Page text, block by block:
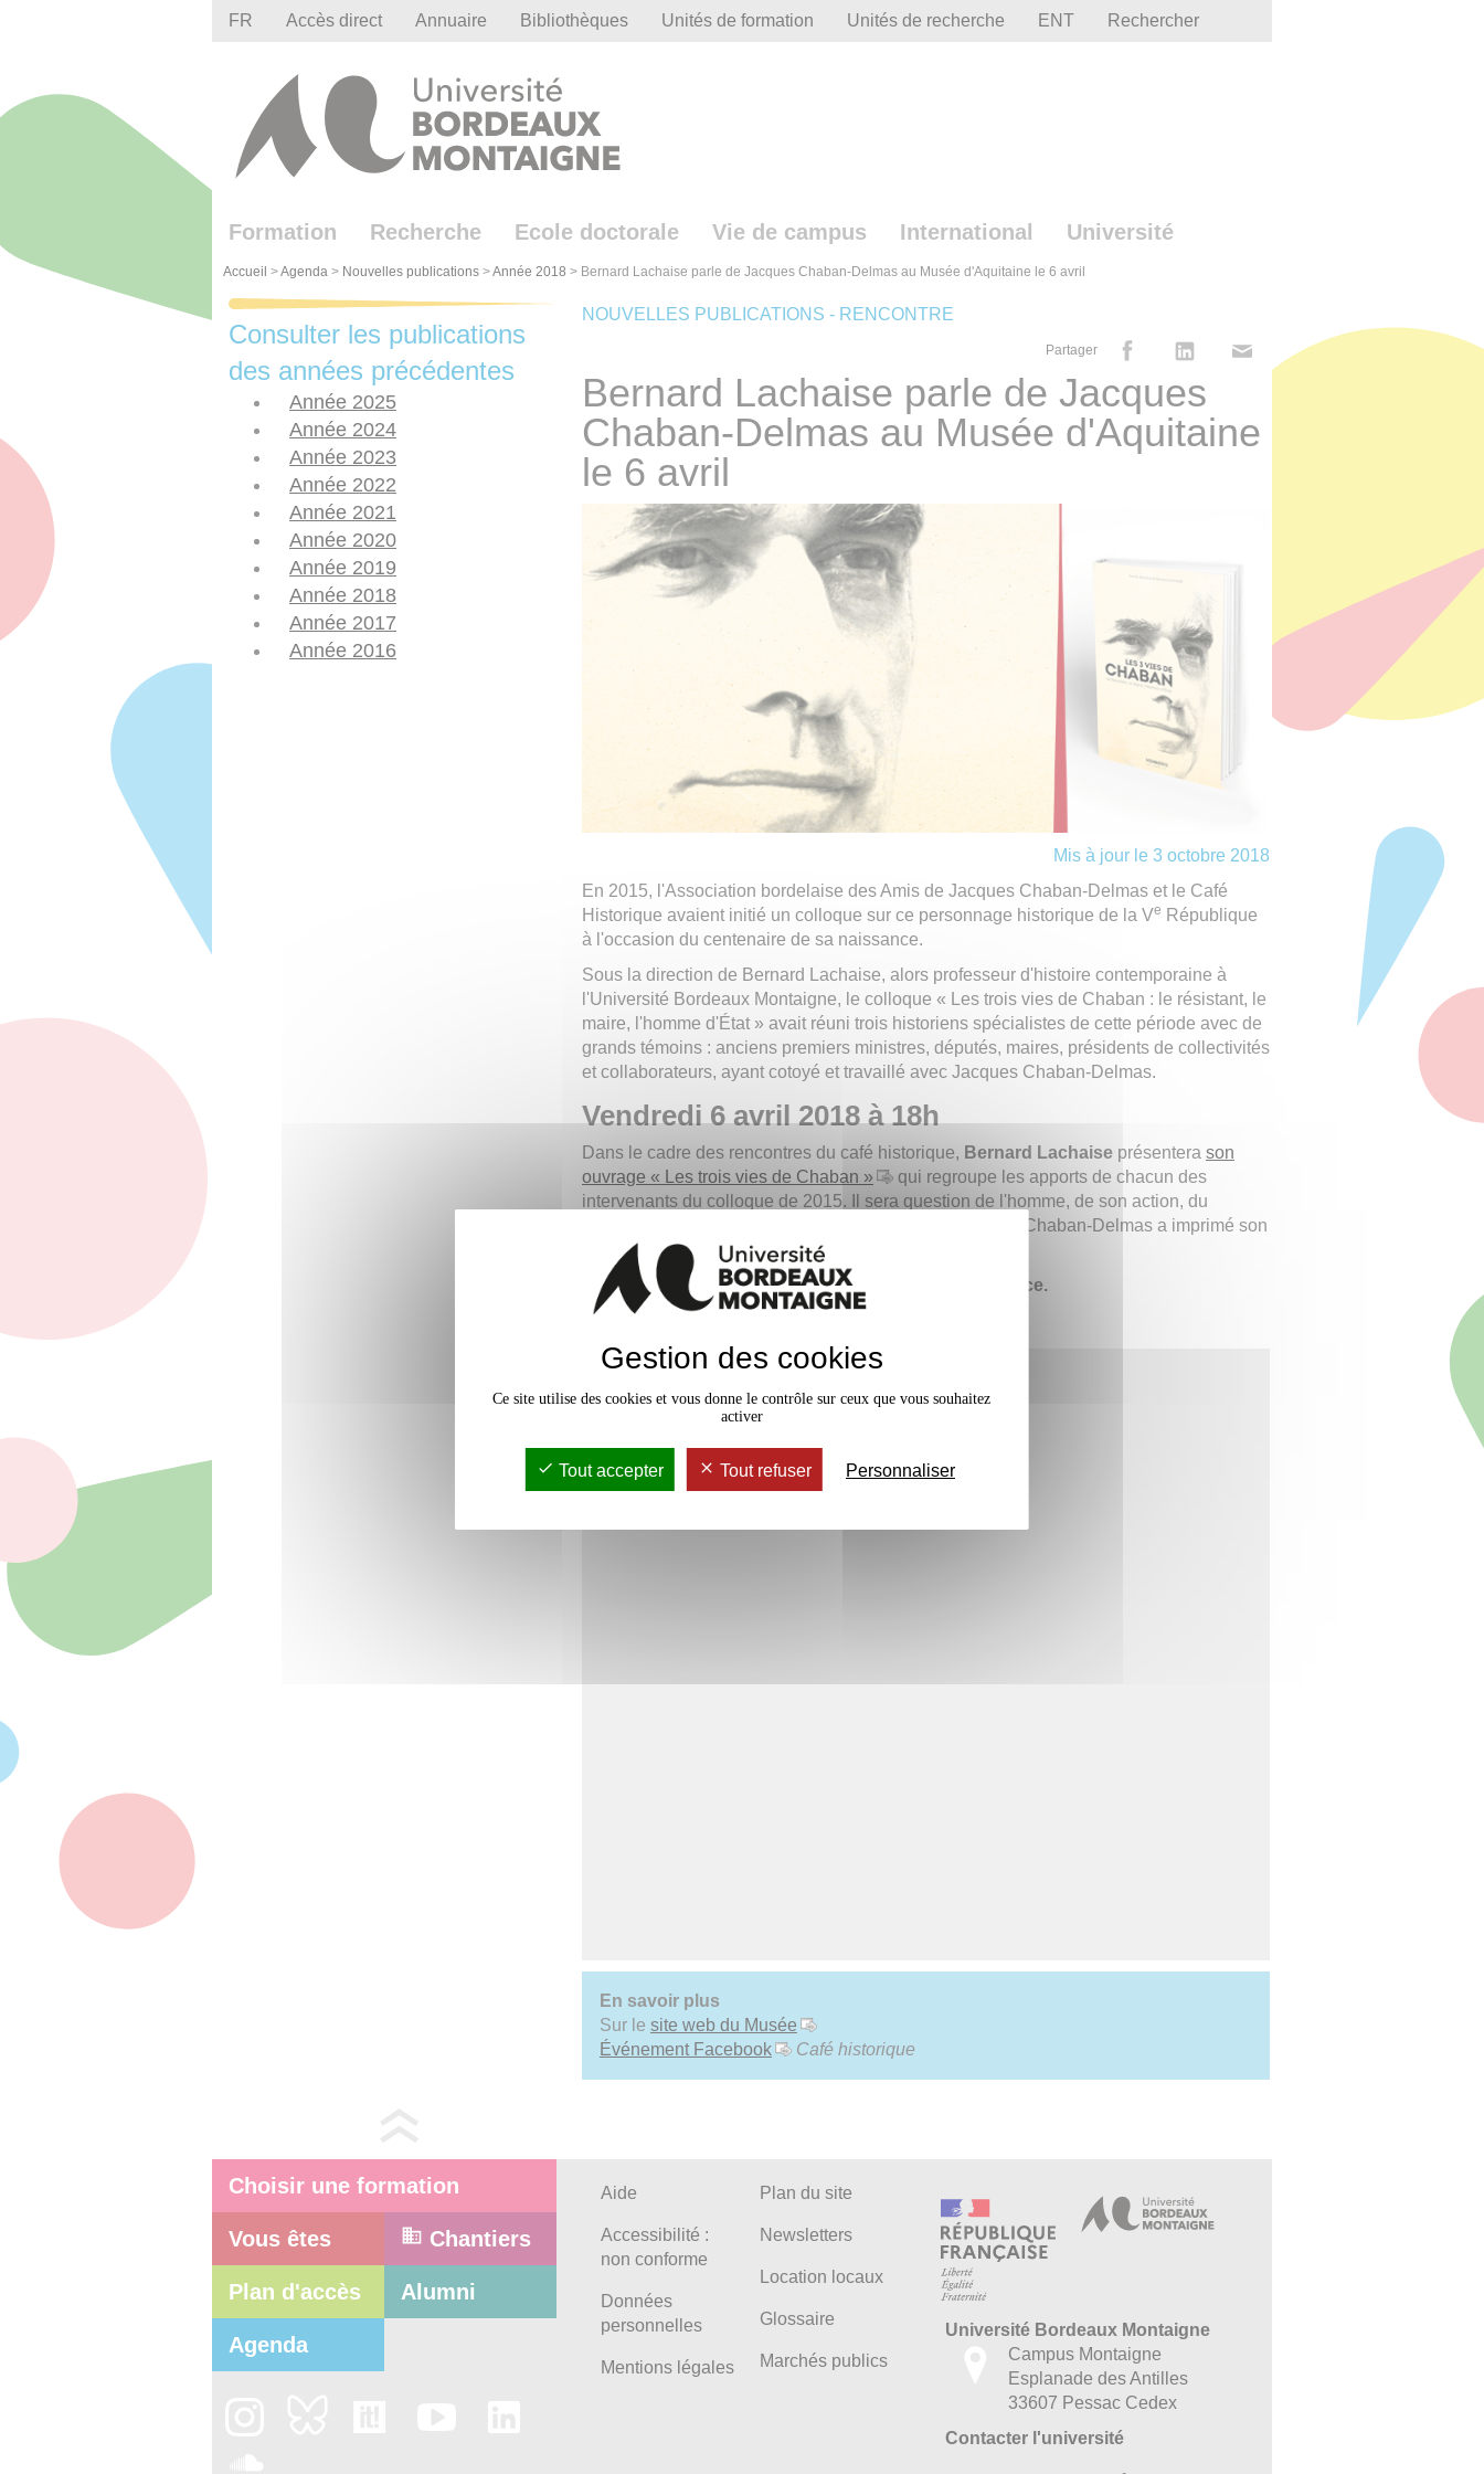
FR Accès direct Annuaire Bibliothèques Unités de formation Unités de recherche ENT Rechercher
Formation Recherche Ecole doctorale Vie de campus International Université
Accueil >Agenda > Nouvelles publications >Année 2018 > Bernard Lachaise parle de Jacques Chaban-Delmas au Musée d'Aquitaine le 6 avril
NOUVELLES PUBLICATIONS - RENCONTRE
Partager
Bernard Lachaise parle de Jacques
Chaban-Delmas au Musée d'Aquitaine
le 6 avril
Mis à jour le 3 octobre 2018
En 2015, l'Association bordelaise des Amis de Jacques Chaban-Delmas et le Café
Historique avaient initié un colloque sur ce personnage historique de la Ve République
à l'occasion du centenaire de sa naissance.
Sous la direction de Bernard Lachaise, alors professeur d'histoire contemporaine à
l'Université Bordeaux Montaigne, le colloque « Les trois vies de Chaban : le résistant, le
maire, l'homme d'État » avait réuni trois historiens spécialistes de cette période avec de
grands témoins : anciens premiers ministres, députés, maires, présidents de collectivités
et collaborateurs, ayant cotoyé et travaillé avec Jacques Chaban-Delmas.
Vendredi 6 avril 2018 à 18h
Dans le cadre des rencontres du café historique, Bernard Lachaiseprésentera son
ouvrage « Les trois vies de Chaban »
qui regroupe les apports de chacun des
intervenants du colloque de 2015. Il sera question de l'homme, de son action, du
contexte institutionnel et historique dans lequel Jacques Chaban-Delmas a imprimé son
action comme résistant, maire et homme d'État.
Une séance de dédicaces aura lieu après la conférence.
L’ouvrage sortira début avril
Entrée libre dans la limite des places disponible
En savoir plus
Sur le site web du Musée
Événement Facebook
Café historique
Consulter les publications
des années précédentes
Année 2025
Année 2024
Année 2023
Année 2022
Année 2021
Année 2020
Année 2019
Année 2018
Année 2017
Année 2016
Choisir une formation
Vous êtes Chantiers
Plan d'accès Alumni
Agenda
Aide
Accessibilité :
non conforme
Données
personnelles
Mentions légales
Plan du site
Newsletters
Location locaux
Glossaire
Marchés publics
Université Bordeaux Montaigne
Campus Montaigne
Esplanade des Antilles
33607 Pessac Cedex
Contacter l'université
Gestion des cookies
Ce site utilise des cookies et vous donne le contrôle sur ceux que vous souhaitez
activer
Tout accepter Tout refuser Personnaliser